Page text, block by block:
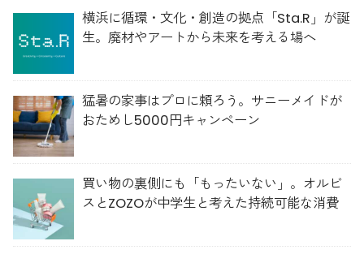
横浜に循環・文化・創造の拠点「Sta.R」が誕
生。廃材やアートから未来を考える場へ
猛暑の家事はプロに頼ろう。サニーメイドが
おためし5000円キャンペーン
買い物の裏側にも「もったいない」。オルビ
スとZOZOが中学生と考えた持続可能な消費